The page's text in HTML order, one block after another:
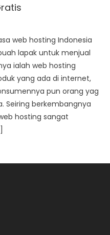
web hosting Indonesia
lapak untuk menjual
ialah web hosting
yang ada di internet,
pun orang yag
Seiring berkembangnya
hosting sangat